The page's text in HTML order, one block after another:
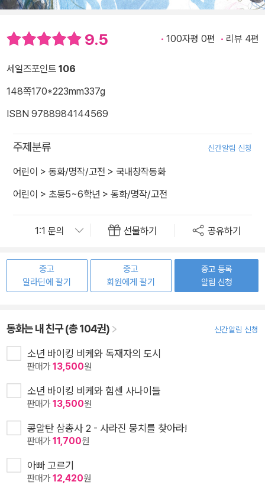
9.5 100자평 0편 리뷰 4편
세일즈포인트 106
148쪽170*223mm337g
ISBN 9788984144569
주제분류 신간알림 신청
어린이 > 동화/명작/고전 > 국내창작동화
어린이 > 초등5~6학년 > 동화/명작/고전
선물하기 공유하기
중고
알라딘에 팔기
중고
회원에게 팔기
중고 등록
알림 신청
동화는 내 친구 (총 104권) 신간알림 신청
소년 바이킹 비케와 독재자의 도시
판매가13,500원
소년 바이킹 비케와 힘센 사나이들
판매가13,500원
콩알탄 삼총사 2 - 사라진 뭉치를 찾아라!
판매가11,700원
아빠 고르기
판매가12,420원